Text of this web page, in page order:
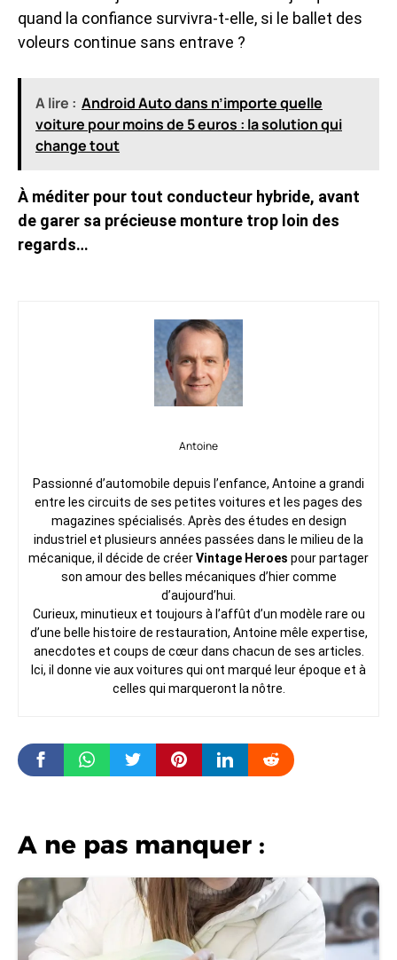
quand la confiance survivra-t-elle, si le ballet des
voleurs continue sans entrave ?
A lire : Android Auto dans n’importe quelle
voiture pour moins de 5 euros : la solution qui
change tout
À méditer pour tout conducteur hybride, avant
de garer sa précieuse monture trop loin des
regards…
Antoine
Passionné d’automobile depuis l’enfance, Antoine a grandi
entre les circuits de ses petites voitures et les pages des
magazines spécialisés. Après des études en design
industriel et plusieurs années passées dans le milieu de la
mécanique, il décide de créerVintage Heroes pour partager
son amour des belles mécaniques d’hier comme
d’aujourd’hui.
Curieux, minutieux et toujours à l’affût d’un modèle rare ou
d’une belle histoire de restauration, Antoine mêle expertise,
anecdotes et coups de cœur dans chacun de ses articles.
Ici, il donne vie aux voitures qui ont marqué leur époque et à
celles qui marqueront la nôtre.
A ne pas manquer :